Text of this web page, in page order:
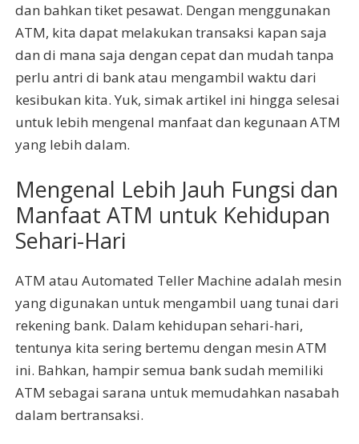
dan bahkan tiket pesawat. Dengan menggunakan
ATM, kita dapat melakukan transaksi kapan saja
dan di mana saja dengan cepat dan mudah tanpa
perlu antri di bank atau mengambil waktu dari
kesibukan kita. Yuk, simak artikel ini hingga selesai
untuk lebih mengenal manfaat dan kegunaan ATM
yang lebih dalam.
Mengenal Lebih Jauh Fungsi dan
Manfaat ATM untuk Kehidupan
Sehari-Hari
ATM atau Automated Teller Machine adalah mesin
yang digunakan untuk mengambil uang tunai dari
rekening bank. Dalam kehidupan sehari-hari,
tentunya kita sering bertemu dengan mesin ATM
ini. Bahkan, hampir semua bank sudah memiliki
ATM sebagai sarana untuk memudahkan nasabah
dalam bertransaksi.